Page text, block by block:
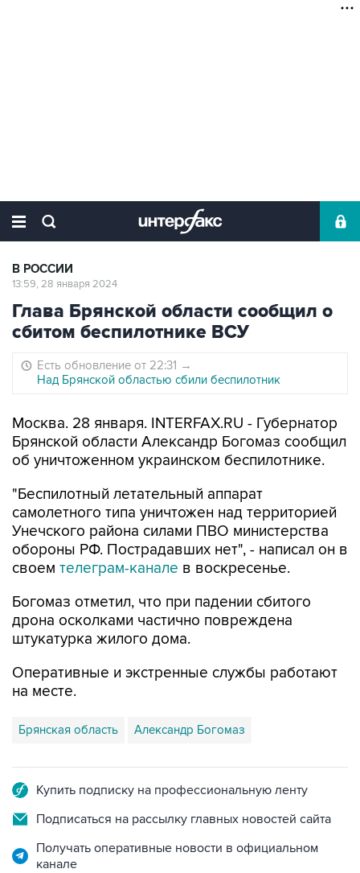
В РОССИИ
13:59, 28 января 2024
Глава Брянской области сообщил о
сбитом беспилотнике ВСУ
Есть обновление от 22:31 →
Над Брянской областью сбили беспилотник
Москва. 28 января. INTERFAX.RU - Губернатор
Брянской области Александр Богомаз сообщил
об уничтоженном украинском беспилотнике.
"Беспилотный летательный аппарат
самолетного типа уничтожен над территорией
Унечского района силами ПВО министерства
обороны РФ. Пострадавших нет", - написал он в
своем телеграм-канале в воскресенье.
Богомаз отметил, что при падении сбитого
дрона осколками частично повреждена
штукатурка жилого дома.
Оперативные и экстренные службы работают
на месте.
Брянская область Александр Богомаз
Купить подписку на профессиональную ленту
Подписаться на рассылку главных новостей сайта
Получать оперативные новости в официальном
канале